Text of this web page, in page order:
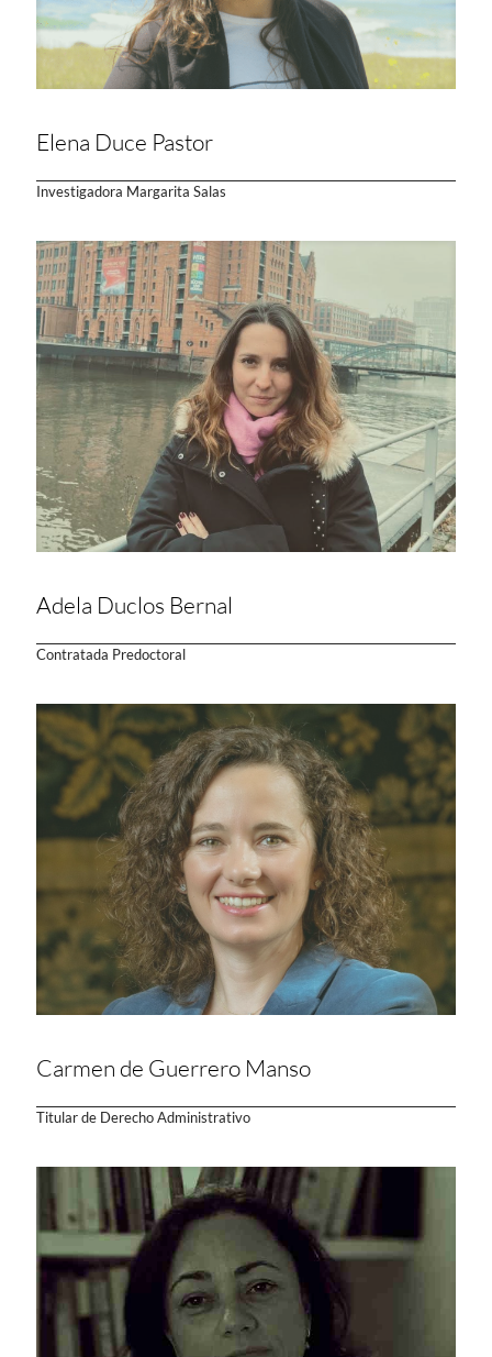
Elena Duce Pastor
Investigadora Margarita Salas
Adela Duclos Bernal
Contratada Predoctoral
Carmen de Guerrero Manso
Titular de Derecho Administrativo